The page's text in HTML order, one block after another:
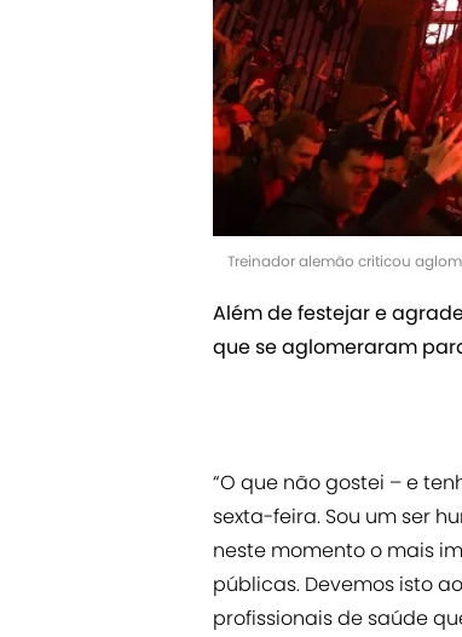
Treinador alemão criticou
Além de festejar e
que se aglomeraram
“O que não gostei – e
sexta-feira. Sou um ser
neste momento o mais
públicas. Devemos isto
profissionais de saúde